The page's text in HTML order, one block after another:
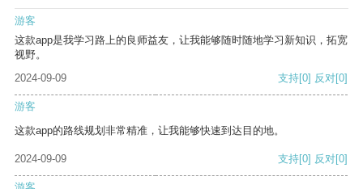
游客
这款app是我学习路上的良师益友，让我能够随时随地学习新知识，拓宽
视野。
2024-09-09
支持[0] 反对[0]
游客
这款app的路线规划非常精准，让我能够快速到达目的地。
2024-09-09 支持[0] 反对[0]